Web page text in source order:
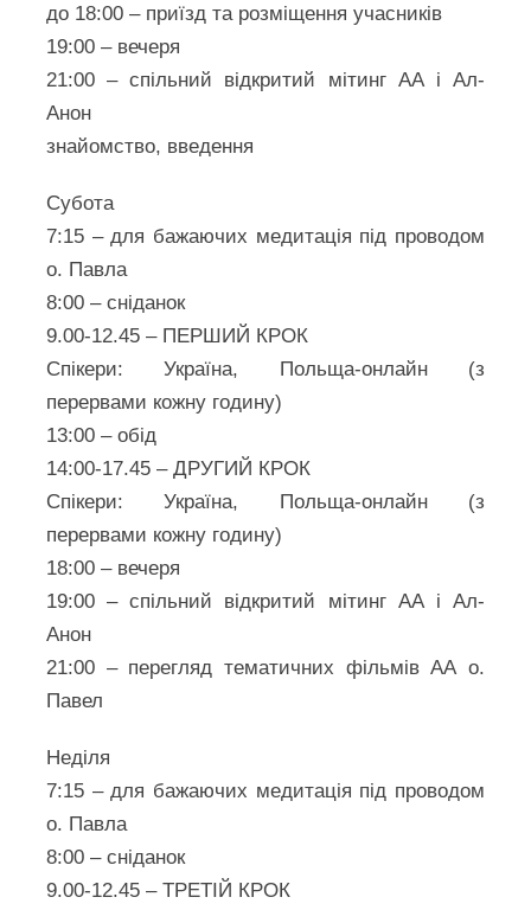
до 18:00 – приїзд та розміщення учасників
19:00 – вечеря
21:00 – спільний відкритий мітинг АА і Ал-
Анон
знайомство, введення
Субота
7:15 – для бажаючих медитація під проводом
о. Павла
8:00 – сніданок
9.00-12.45 – ПЕРШИЙ КРОК
Спікери: Україна, Польща-онлайн (з
перервами кожну годину)
13:00 – обід
14:00-17.45 – ДРУГИЙ КРОК
Спікери: Україна, Польща-онлайн (з
перервами кожну годину)
18:00 – вечеря
19:00 – спільний відкритий мітинг АА і Ал-
Анон
21:00 – перегляд тематичних фільмів АА о.
Павел
Неділя
7:15 – для бажаючих медитація під проводом
о. Павла
8:00 – сніданок
9.00-12.45 – ТРЕТІЙ КРОК